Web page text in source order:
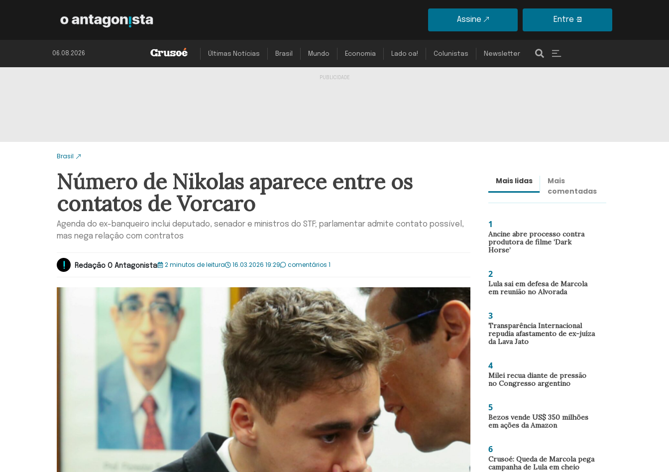
Assine Entre
06.08.2026 Últimas Notícias Brasil Mundo Economia Lado oa! Colunistas Newsletter
Brasil
Número de Nikolas aparece entre os
contatos de Vorcaro
Agenda do ex-banqueiro inclui deputado, senador e ministros do STF; parlamentar admite contato possível,
mas nega relação com contratos
Redação O Antagonista 2 minutos de leitura 16.03.2026 19:29 comentários 1
Mais lidas
Mais
comentadas
1
Ancine abre processo contra
produtora de filme ‘Dark
Horse’
2
Lula sai em defesa de Marcola
em reunião no Alvorada
3
Transparência Internacional
repudia afastamento de ex-juíza
da Lava Jato
4
Milei recua diante de pressão
no Congresso argentino
5
Bezos vende US$ 350 milhões
em ações da Amazon
6
Crusoé: Queda de Marcola pega
campanha de Lula em cheio